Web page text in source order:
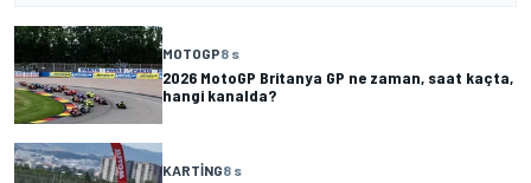
MOTOGP8 s
2026 MotoGP Britanya GP ne zaman, saat kaçta,
hangi kanalda?
KARTING8 s